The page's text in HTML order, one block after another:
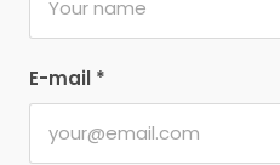
E-mail *